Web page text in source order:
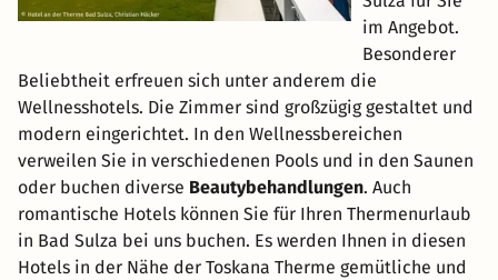
im Angebot.
Besonderer
Beliebtheit erfreuen sich unter anderem die
Wellnesshotels. Die Zimmer sind großzügig gestaltet und
modern eingerichtet. In den Wellnessbereichen
verweilen Sie in verschiedenen Pools und in den Saunen
oder buchen diverse Beautybehandlungen. Auch
romantische Hotels können Sie für Ihren Thermenurlaub
in Bad Sulza bei uns buchen. Es werden Ihnen in diesen
Hotels in der Nähe der Toskana Therme gemütliche und